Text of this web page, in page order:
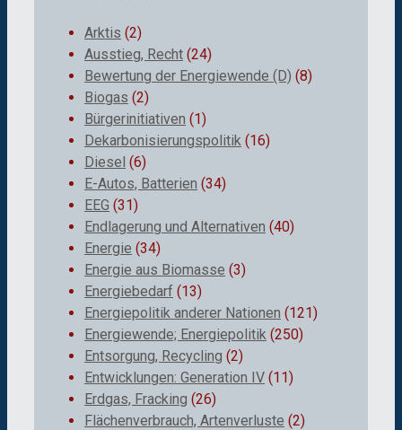
Arktis (2)
Ausstieg, Recht (24)
Bewertung der Energiewende (D) (8)
Biogas (2)
Bürgerinitiativen (1)
Dekarbonisierungspolitik (16)
Diesel (6)
E-Autos, Batterien (34)
EEG (31)
Endlagerung und Alternativen (40)
Energie (34)
Energie aus Biomasse (3)
Energiebedarf (13)
Energiepolitik anderer Nationen (121)
Energiewende; Energiepolitik (250)
Entsorgung, Recycling (2)
Entwicklungen: Generation IV (11)
Erdgas, Fracking (26)
Flächenverbrauch, Artenverluste (2)